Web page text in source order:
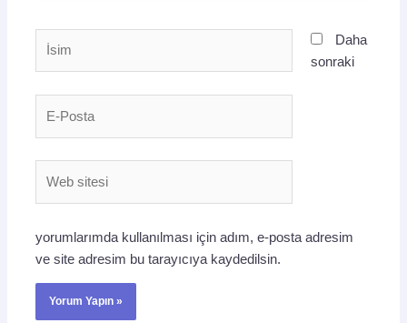
Daha
sonraki
yorumlarımda kullanılması için adım, e-posta adresim
ve site adresim bu tarayıcıya kaydedilsin.